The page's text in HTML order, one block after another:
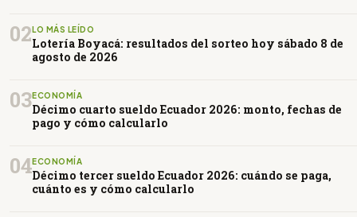
02 LO MÁS LEÍDO
Lotería Boyacá: resultados del sorteo hoy sábado 8 de
agosto de 2026
03ECONOMÍA
Décimo cuarto sueldo Ecuador 2026: monto, fechas de
pago y cómo calcularlo
04ECONOMÍA
Décimo tercer sueldo Ecuador 2026: cuándo se paga,
cuánto es y cómo calcularlo